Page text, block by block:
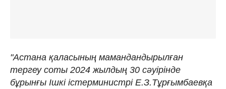
"Астана қаласының мамандандырылған
тергеу соты 2024 жылдың 30 сәуірінде
бұрынғы Ішкі істерминистрі Е.З.Тұрғымбаевқа